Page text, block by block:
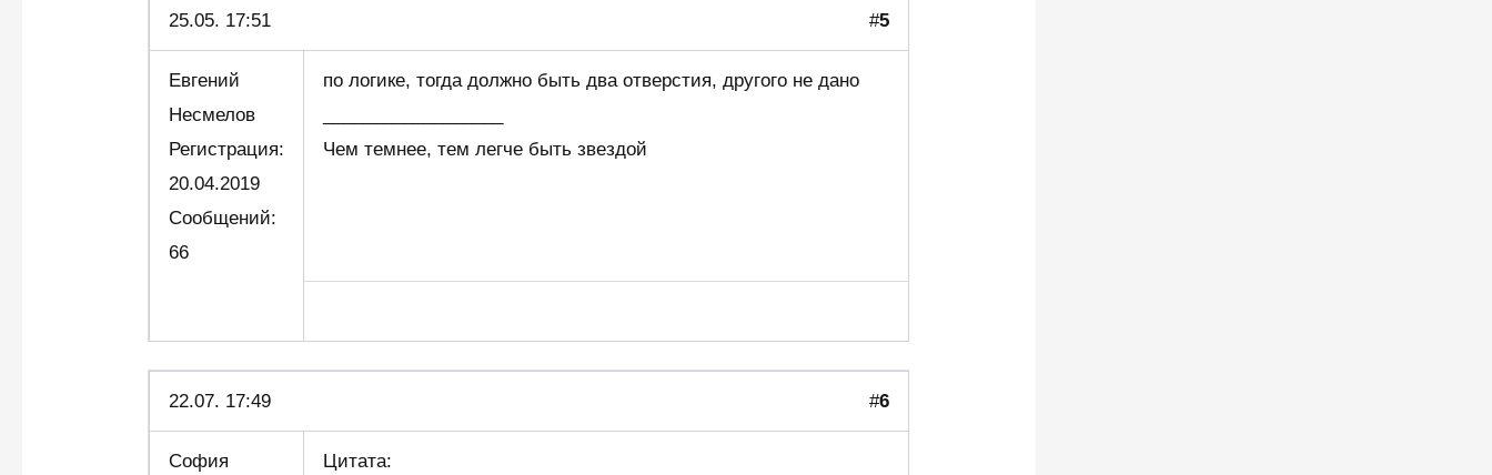
25.05. 17:51 #5
Евгений
Несмелов
Регистрация:
20.04.2019
Сообщений:
66
по логике, тогда должно быть два отверстия, другого не дано
Чем темнее, тем легче быть звездой
22.07. 17:49 #6
София
Цитата: